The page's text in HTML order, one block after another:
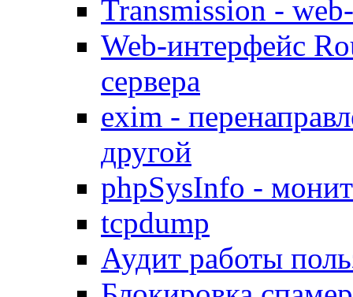
Transmission -
Web-интерфейс
сервера
exim -
другой
phpSysInfo -
tcpdump
Аудит работы